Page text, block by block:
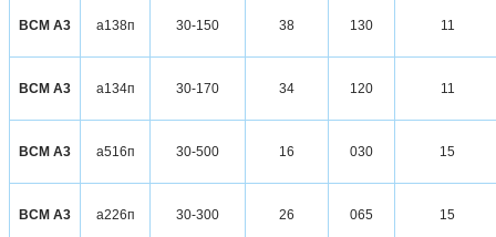
ВСМ А3 а138п 30-150 38 130 11
ВСМ А3 а134п 30-170 34 120 11
ВСМ А3 а516п 30-500 16 030 15
ВСМ А3 а226п 30-300 26 065 15